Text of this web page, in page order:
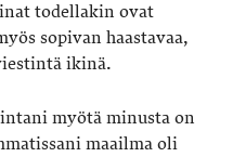
todellakin ovat
sopivan haastavaa,
ikinä.
myötä minusta on
maailma oli